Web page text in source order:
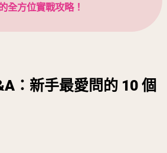
全方位實戰攻略！
：新手最愛問的 10 個